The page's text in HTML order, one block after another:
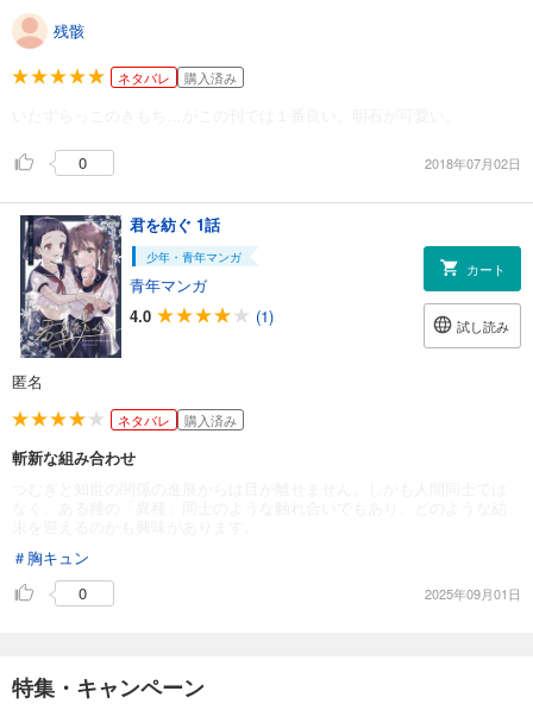
残骸
ネタバレ 購入済み
0 2018年07月02日
君を紡ぐ 1話
少年・青年マンガ
青年マンガ
4.0
(1)
カート
試し読み
匿名
ネタバレ 購入済み
斬新な組み合わせ
＃胸キュン
0
2025年09月01日
特集・キャンペーン